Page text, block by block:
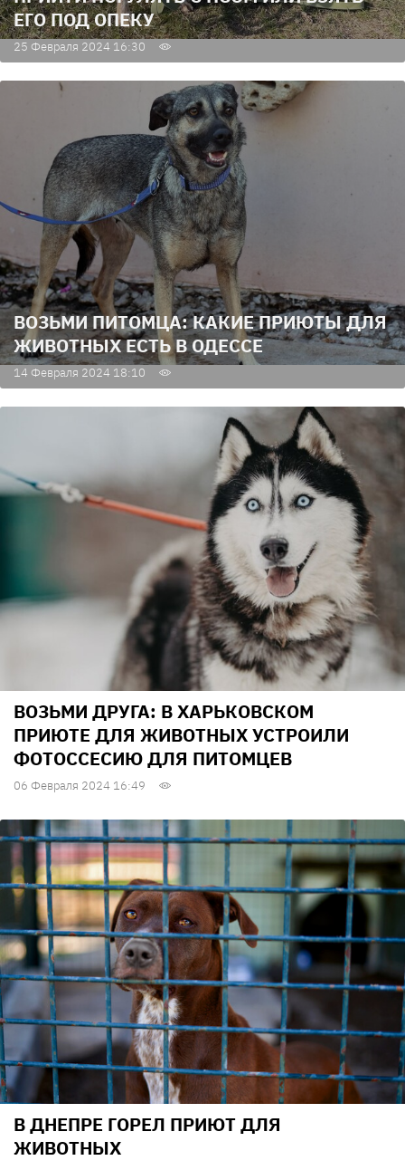
ЕГО ПОД ОПЕКУ
25 Февраля 2024 16:30
ВОЗЬМИ ПИТОМЦА: КАКИЕ ПРИЮТЫ ДЛЯ
ЖИВОТНЫХ ЕСТЬ В ОДЕССЕ
14 Февраля 2024 18:10
ВОЗЬМИ ДРУГА: В ХАРЬКОВСКОМ
ПРИЮТЕ ДЛЯ ЖИВОТНЫХ УСТРОИЛИ
ФОТОССЕСИЮ ДЛЯ ПИТОМЦЕВ
06 Февраля 2024 16:49
В ДНЕПРЕ ГОРЕЛ ПРИЮТ ДЛЯ
ЖИВОТНЫХ